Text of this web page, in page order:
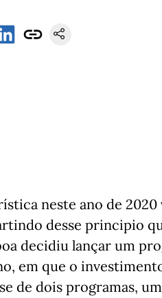
neste ano de
desse principio
decidiu lançar um
em que o
de dois programas,